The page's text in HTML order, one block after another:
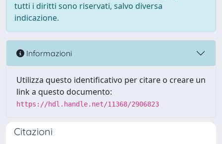
tutti i diritti sono riservati, salvo diversa
indicazione.
Informazioni
Utilizza questo identificativo per citare o creare un
link a questo documento:
https://hdl.handle.net/11368/2906823
Citazioni